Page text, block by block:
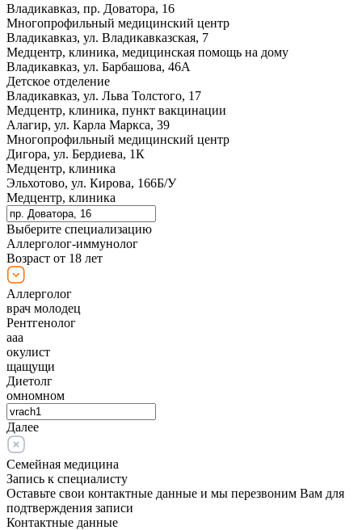
Владикавказ, пр. Доватора, 16
Многопрофильный медицинский центр
Владикавказ, ул. Владикавказская, 7
Медцентр, клиника, медицинская помощь на дому
Владикавказ, ул. Барбашова, 46А
Детское отделение
Владикавказ, ул. Льва Толстого, 17
Медцентр, клиника, пункт вакцинации
Алагир, ул. Карла Маркса, 39
Многопрофильный медицинский центр
Дигора, ул. Бердиева, 1К
Медцентр, клиника
Эльхотово, ул. Кирова, 166Б/У
Медцентр, клиника
Выберите специализацию
Аллерголог-иммунолог
Возраст от 18 лет
Аллерголог
врач молодец
Рентгенолог
ааа
окулист
щащущи
Диетолг
омномном
Далее
Семейная медицина
Запись к специалисту
Оставьте свои контактные данные и мы перезвоним Вам для
подтверждения записи
Контактные данные